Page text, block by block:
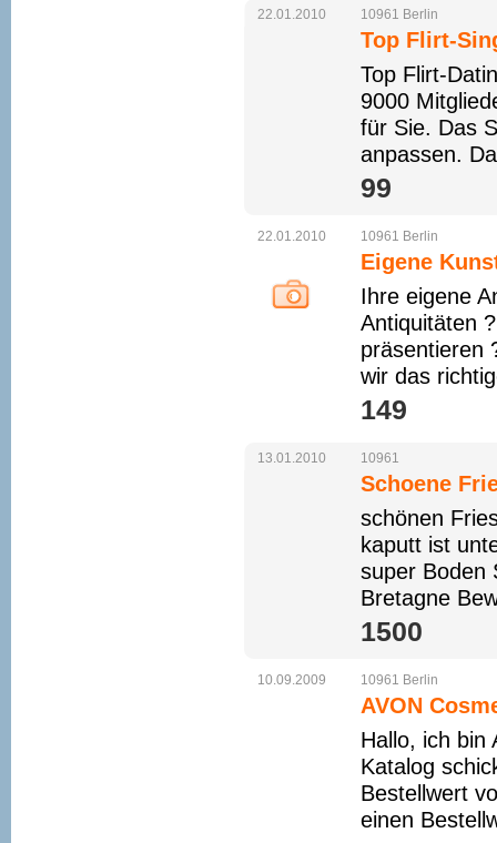
22.01.2010 10961 Berlin
Top Flirt-
Top Flirt-
9000
für Sie. Das
anpassen.
99 
22.01.2010 10961 Berlin
Eigene
Ihre eigene
Antiquitäten
präsentieren
wir das
149 
13.01.2010 10961
Schoene
schönen
kaputt ist
super Boden
Bretagne
1500 
10.09.2009 10961 Berlin
AVON
Hallo, ich bin
Katalog
Bestellwert
einen